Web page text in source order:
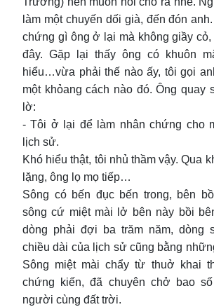
làm một chuyến dối già, đến đón
chứng gì ông ở lại mà không giầy
đây. Gặp lại thấy ông có khuôn
hiểu…vừa phải thế nào ấy, tôi gọi
một khỏang cách nào đó. Ông quay
lờ:
- Tôi ở lại để làm nhân chứng cho
lịch sử.
Khó hiểu thật, tôi nhủ thầm vậy. Qua
lặng, ông lọ mọ tiếp…
Sông có bến đục bến trong, bên
sông cứ miệt mài lở bên này bồi
dòng phải đợi ba trăm năm, dòng
chiều dài của lịch sử cũng bằng
Sông miệt mài chẩy từ thuở khai
chứng kiến, đã chuyên chở bao
người cùng đất trời.